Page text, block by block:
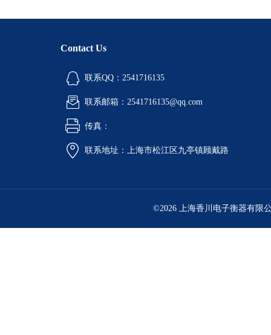
Contact Us
联系QQ：2541716135
联系邮箱：2541716135@qq.com
传真：
联系地址：上海市松江区九亭镇顾戴路
©2026 上海香川电子衡器有限